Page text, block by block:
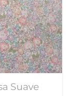
Suave